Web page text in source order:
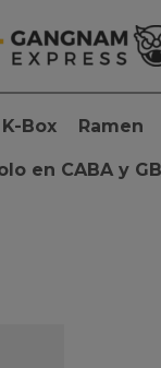
K-Box Ramen
en CABA y